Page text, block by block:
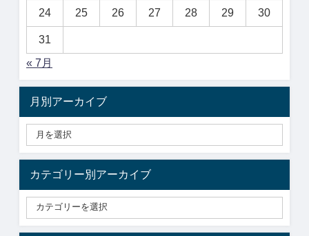
24 25 26 27 28 29 30
31
« 7月
月別アーカイブ
カテゴリー別アーカイブ